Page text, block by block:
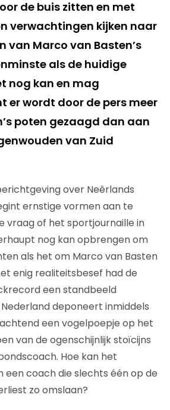
de buis zitten en met
verwachtingen kijken naar
van Marco van Basten’s
als de huidige
nog kan en mag
er wordt door de pers meer
poten gezaagd dan aan
van Zuid
over Neêrlands
ernstige vormen aan te
vraag of het sportjournaille in
nog kan opbrengen om
als het om Marco van Basten
enig realiteitsbesef had de
een standbeeld
deponeert inmiddels
een vogelpoepje op het
van de ogenschijnlijk stoïcijns
Hoe kan het
coach die slechts één op de
zo omslaan?